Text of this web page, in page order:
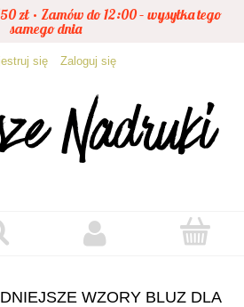
zł • Zamów do 12:00 – wysyłka tego
samego dnia
się Zaloguj się
WZORY BLUZ DLA